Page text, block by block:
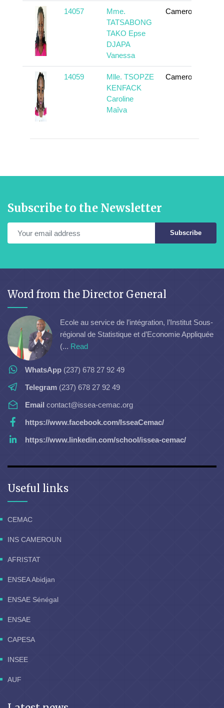
14057
Mme.
TATSABONG
TAKO Epse
DJAPA
Vanessa
Cameroun
14059
Mlle. TSOPZE
KENFACK
Caroline
Maîva
Cameroun
Subscribe to the Newsletter
Subscribe
Word from the Director General
Ecole au service de l’intégration, l’Institut Sous-
régional de Statistique et d’Economie Appliquée
(... Read
WhatsApp (237) 678 27 92 49
Telegram (237) 678 27 92 49
Email contact@issea-cemac.org
https://www.facebook.com/IsseaCemac/
https://www.linkedin.com/school/issea-cemac/
Useful links
CEMAC
INS CAMEROUN
AFRISTAT
ENSEA Abidjan
ENSAE Sénégal
ENSAE
CAPESA
INSEE
AUF